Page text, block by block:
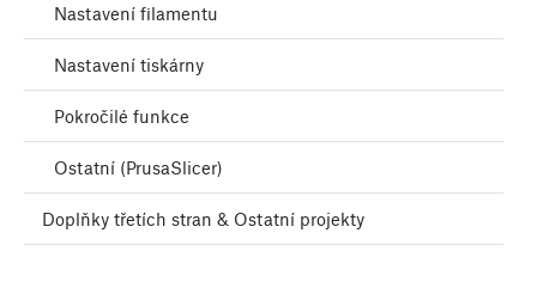
Nastavení filamentu
Nastavení tiskárny
Pokročilé funkce
Ostatní (PrusaSlicer)
Doplňky třetích stran & Ostatní projekty